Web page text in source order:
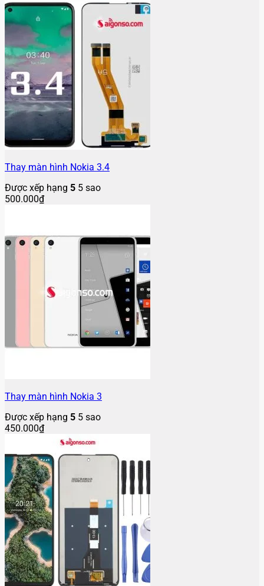
Thay màn hình Nokia 3.4
Được xếp hạng 5 5 sao
500.000₫
Thay màn hình Nokia 3
Được xếp hạng 5 5 sao
450.000₫